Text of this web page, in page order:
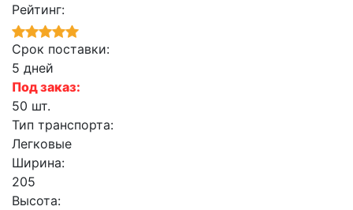
Рейтинг:
Срок поставки:
5 дней
Под заказ:
50 шт.
Тип транспорта:
Легковые
Ширина:
205
Высота: